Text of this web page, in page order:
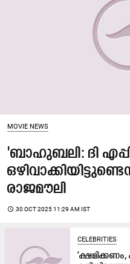
MOVIE NEWS
'ബാഹുബലി: ദി
രാജമൗലി
access_time 30 OCT 2025 11:29 AM IST
CELEBRITIES